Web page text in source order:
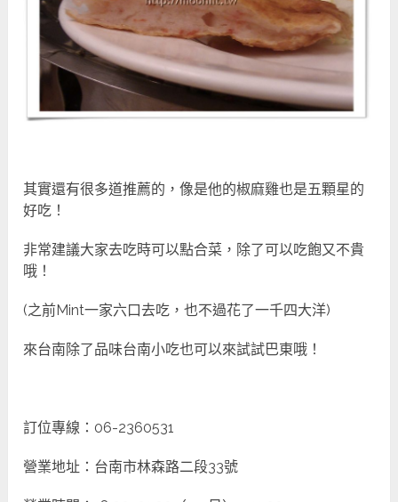
其實還有很多道推薦的，像是他的椒麻雞也是五顆星的
好吃！
非常建議大家去吃時可以點合菜，除了可以吃飽又不貴
哦！
(之前Mint一家六口去吃，也不過花了一千四大洋)
來台南除了品味台南小吃也可以來試試巴東哦！
訂位專線：06-2360531
營業地址：台南市林森路二段33號